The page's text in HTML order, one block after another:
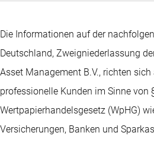
Die Informationen auf der
Deutschland, Zweigniederlassung
Asset Management B.V., richten
professionelle Kunden im Sinne von
Wertpapierhandelsgesetz (WpHG)
Versicherungen, Banken und